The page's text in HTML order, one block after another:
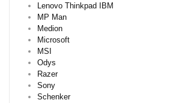
Lenovo Thinkpad IBM
MP Man
Medion
Microsoft
MSI
Odys
Razer
Sony
Schenker